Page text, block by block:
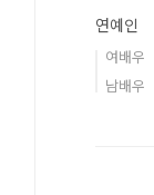
연예인
여배우
남배우